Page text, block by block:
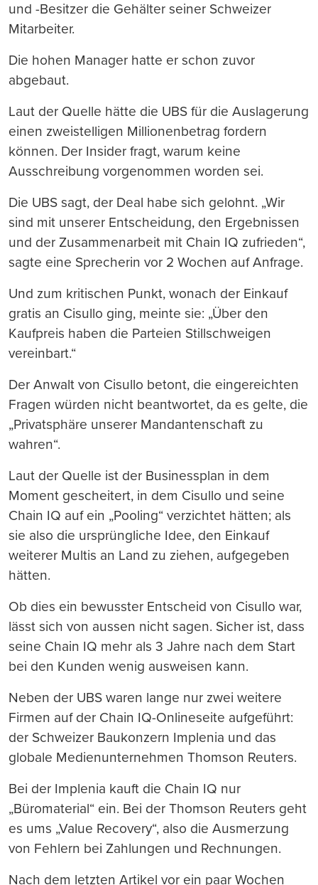
und -Besitzer die Gehälter seiner Schweizer
Mitarbeiter.
Die hohen Manager hatte er schon zuvor
abgebaut.
Laut der Quelle hätte die UBS für die Auslagerung
einen zweistelligen Millionenbetrag fordern
können. Der Insider fragt, warum keine
Ausschreibung vorgenommen worden sei.
Die UBS sagt, der Deal habe sich gelohnt. „Wir
sind mit unserer Entscheidung, den Ergebnissen
und der Zusammenarbeit mit Chain IQ zufrieden“,
sagte eine Sprecherin vor 2 Wochen auf Anfrage.
Und zum kritischen Punkt, wonach der Einkauf
gratis an Cisullo ging, meinte sie: „Über den
Kaufpreis haben die Parteien Stillschweigen
vereinbart.“
Der Anwalt von Cisullo betont, die eingereichten
Fragen würden nicht beantwortet, da es gelte, die
„Privatsphäre unserer Mandantenschaft zu
wahren“.
Laut der Quelle ist der Businessplan in dem
Moment gescheitert, in dem Cisullo und seine
Chain IQ auf ein „Pooling“ verzichtet hätten; als
sie also die ursprüngliche Idee, den Einkauf
weiterer Multis an Land zu ziehen, aufgegeben
hätten.
Ob dies ein bewusster Entscheid von Cisullo war,
lässt sich von aussen nicht sagen. Sicher ist, dass
seine Chain IQ mehr als 3 Jahre nach dem Start
bei den Kunden wenig ausweisen kann.
Neben der UBS waren lange nur zwei weitere
Firmen auf der Chain IQ-Onlineseite aufgeführt:
der Schweizer Baukonzern Implenia und das
globale Medienunternehmen Thomson Reuters.
Bei der Implenia kauft die Chain IQ nur
„Büromaterial“ ein. Bei der Thomson Reuters geht
es ums „Value Recovery“, also die Ausmerzung
von Fehlern bei Zahlungen und Rechnungen.
Nach dem letzten Artikel vor ein paar Wochen